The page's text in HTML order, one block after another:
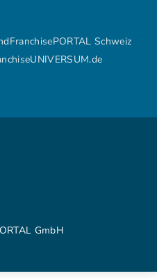
FranchisePORTAL Schweiz
GmbH